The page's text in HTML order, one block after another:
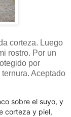
corteza. Luego
rostro. Por un
por
Aceptado
sobre el suyo, y
corteza y piel,